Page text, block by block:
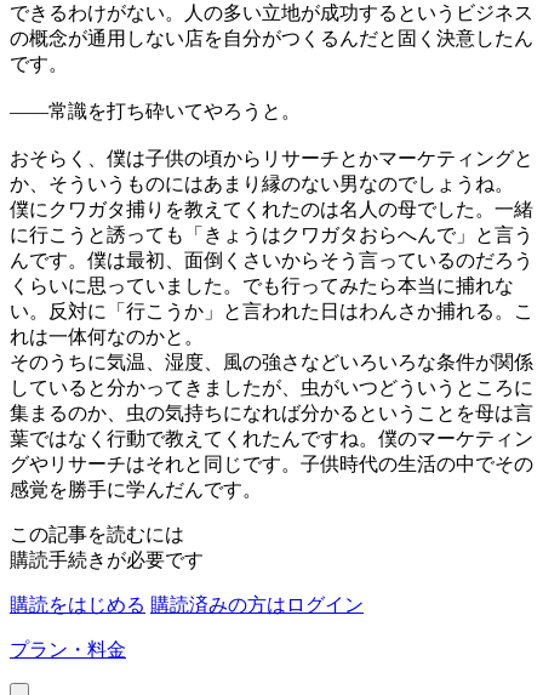
できるわけがない。人の多い立地が成功するというビジネス
の概念が通用しない店を自分がつくるんだと固く決意したん
です。
——常識を打ち砕いてやろうと。
おそらく、僕は子供の頃からリサーチとかマーケティングと
か、そういうものにはあまり縁のない男なのでしょうね。
僕にクワガタ捕りを教えてくれたのは名人の母でした。一緒
に行こうと誘っても「きょうはクワガタおらへんで」と言う
んです。僕は最初、面倒くさいからそう言っているのだろう
くらいに思っていました。でも行ってみたら本当に捕れな
い。反対に「行こうか」と言われた日はわんさか捕れる。こ
れは一体何なのかと。
そのうちに気温、湿度、風の強さなどいろいろな条件が関係
していると分かってきましたが、虫がいつどういうところに
集まるのか、虫の気持ちになれば分かるということを母は言
葉ではなく行動で教えてくれたんですね。僕のマーケティン
グやリサーチはそれと同じです。子供時代の生活の中でその
感覚を勝手に学んだんです。
この記事を読むには
購読手続きが必要です
購読をはじめる 購読済みの方はログイン
プラン・料金